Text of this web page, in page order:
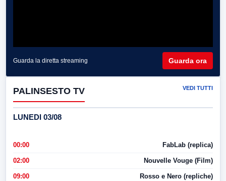
Guarda la diretta streaming Guarda ora
PALINSESTO TV VEDI TUTTI
LUNEDI 03/08
00:00 FabLab (replica)
02:00 Nouvelle Vouge (Film)
09:00 Rosso e Nero (repliche)